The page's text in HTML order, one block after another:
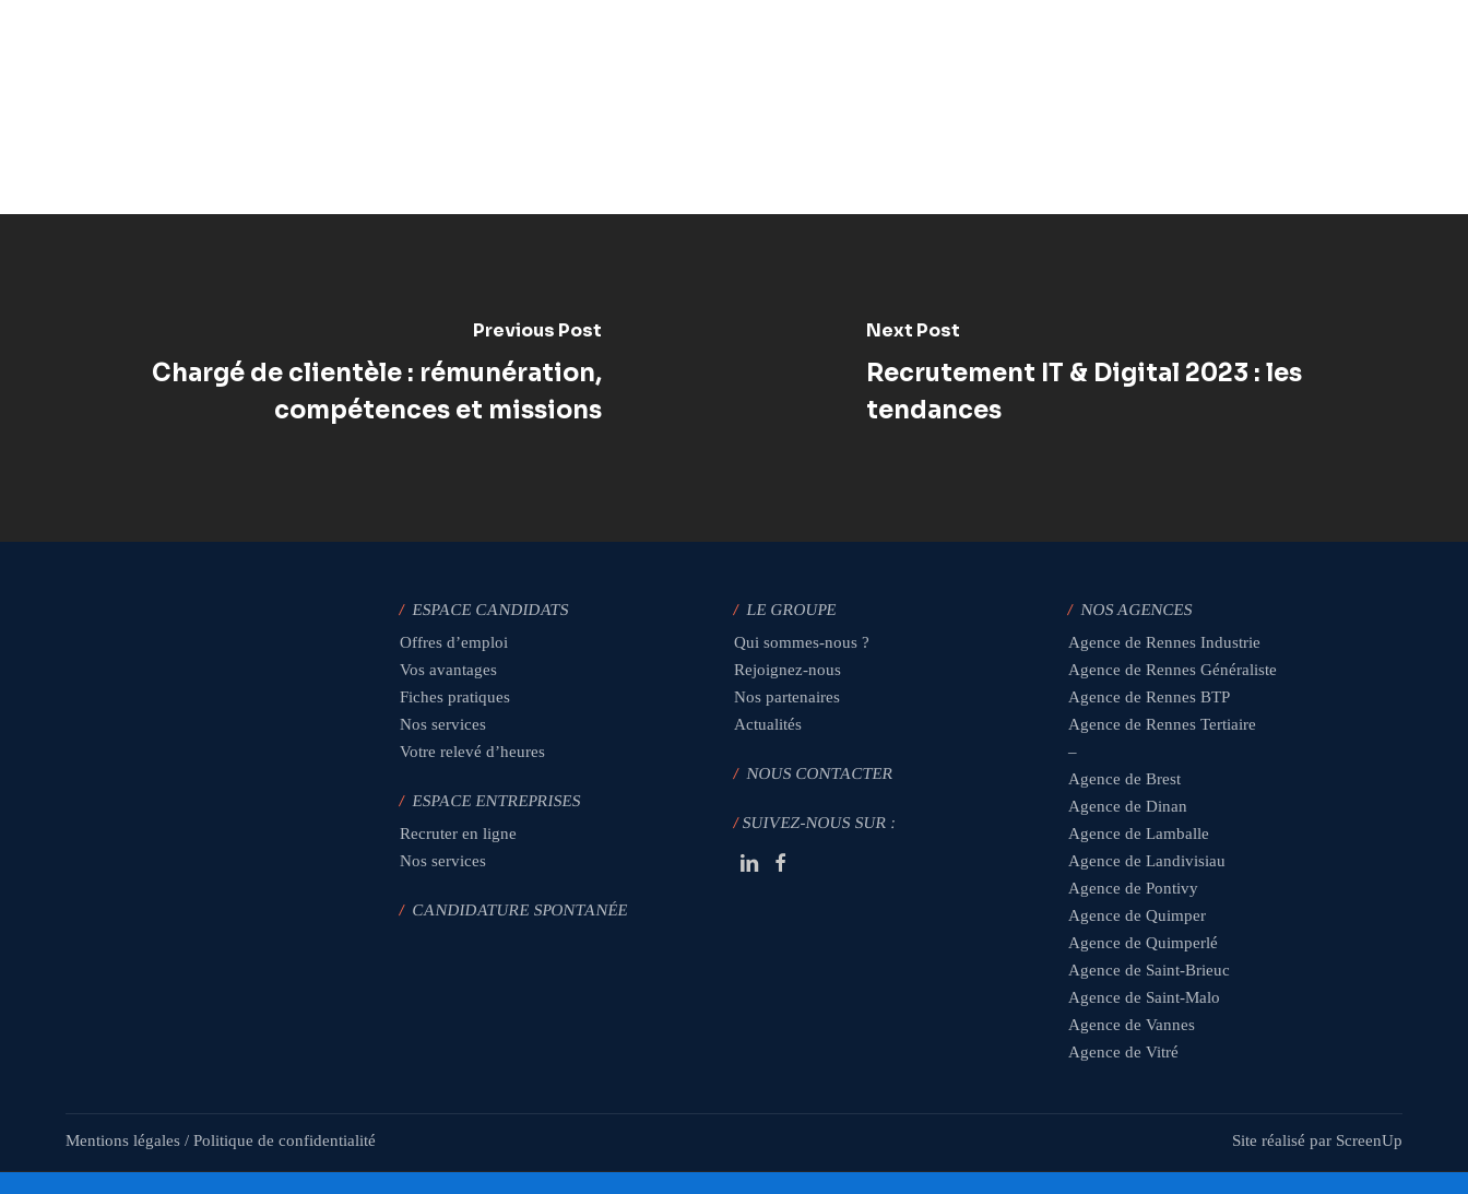
Previous Post
Chargé de clientèle : rémunération,
compétences et missions
Next Post
Recrutement IT & Digital 2023 : les
tendances
/ ESPACE CANDIDATS
Offres d’emploi
Vos avantages
Fiches pratiques
Nos services
Votre relevé d’heures
/ ESPACE ENTREPRISES
Recruter en ligne
Nos services
/ CANDIDATURE SPONTANÉE
/ LE GROUPE
Qui sommes-nous ?
Rejoignez-nous
Nos partenaires
Actualités
/NOUS CONTACTER
/SUIVEZ-NOUS SUR :
/ NOS AGENCES
Agence de Rennes Industrie
Agence de Rennes Généraliste
Agence de Rennes BTP
Agence de Rennes Tertiaire
–
Agence de Brest
Agence de Dinan
Agence de Lamballe
Agence de Landivisiau
Agence de Pontivy
Agence de Quimper
Agence de Quimperlé
Agence de Saint-Brieuc
Agence de Saint-Malo
Agence de Vannes
Agence de Vitré
Mentions légales / Politique de confidentialité Site réalisé par ScreenUp